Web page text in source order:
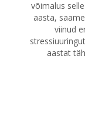
võimalus
aasta,
viinud
aastat